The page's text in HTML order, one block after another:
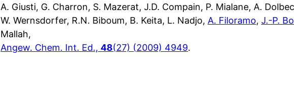
A. Giusti, G. Charron, S. Mazerat, J.D. Compain, P. Mialane, A.
W. Wernsdorfer, R.N. Biboum, B. Keita, L. Nadjo, A. Filoramo, J.-P.
Mallah,
Angew. Chem. Int. Ed., 48(27) (2009) 4949.